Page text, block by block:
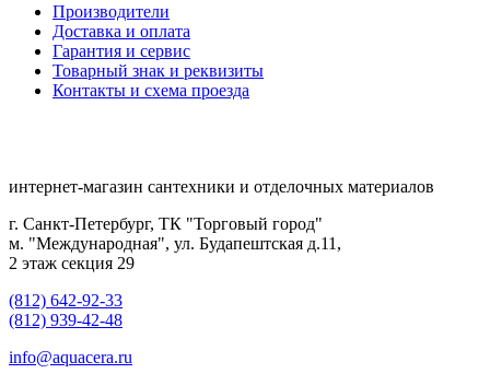
Производители
Доставка и оплата
Гарантия и сервис
Товарный знак и реквизиты
Контакты и схема проезда
интернет-магазин сантехники и отделочных материалов
г. Санкт-Петербург, ТК "Торговый город"
м. "Международная", ул. Будапештская д.11,
2 этаж секция 29
(812) 642-92-33
(812) 939-42-48
info@aquacera.ru